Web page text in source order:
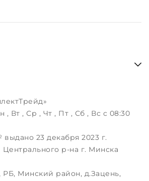
, Вт , Ср , Чт , Пт , Сб , Вс c 08:30
23 декабря 2023 г.
р-на г. Минска
РБ, Минский район, д.Зацень,